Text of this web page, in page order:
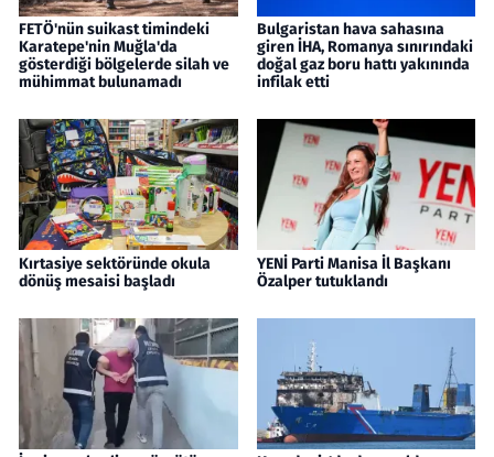
FETÖ'nün suikast timindeki
Karatepe'nin Muğla'da
gösterdiği bölgelerde silah ve
mühimmat bulunamadı
Bulgaristan hava sahasına
giren İHA, Romanya sınırındaki
doğal gaz boru hattı yakınında
infilak etti
Kırtasiye sektöründe okula
dönüş mesaisi başladı
YENİ Parti Manisa İl Başkanı
Özalper tutuklandı